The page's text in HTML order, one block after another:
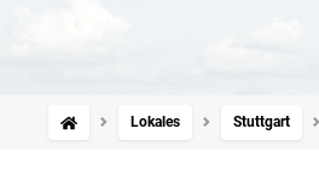
Lokales Stuttgart